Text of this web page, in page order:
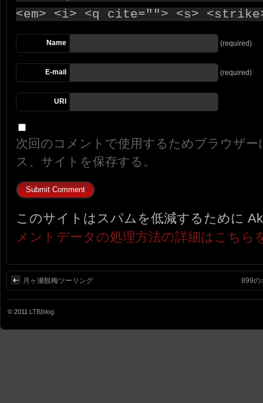
<em> <i> <q cite=""> <s>
Name (required)
E-mail (required)
URI
次回のコメントで使用するためブラウザ
ス、サイトを保存する。
このサイトはスパムを低減するために
メントデータの処理方法の詳細はこちら
月ヶ瀬観梅ツーリング 899の
© 2011 LTB|blog